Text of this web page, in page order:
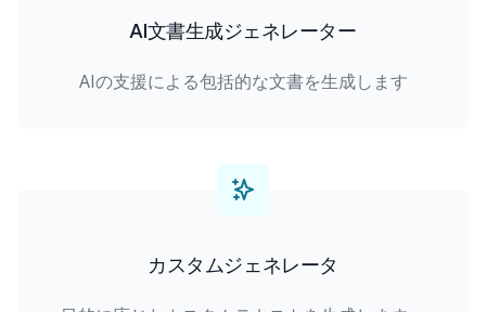
AI文書生成ジェネレーター
AIの支援による包括的な文書を生成します
カスタムジェネレータ